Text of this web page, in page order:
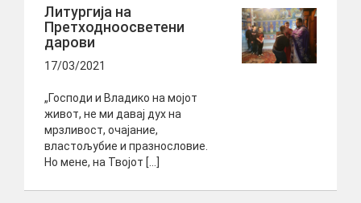
Литургија на
Претходноосветени
дарови
17/03/2021
„Господи и Владико на мојот
живот, не ми давај дух на
мрзливост, очајание,
властољубие и празнословие.
Но мене, на Твојот […]